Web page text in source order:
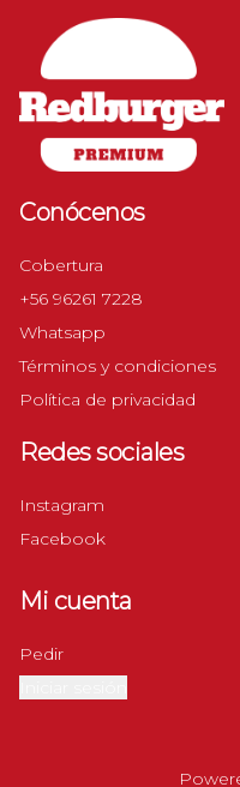
Conócenos
Cobertura
+56 96261 7228
Whatsapp
Términos y condiciones
Política de privacidad
Redes sociales
Instagram
Facebook
Mi cuenta
Pedir